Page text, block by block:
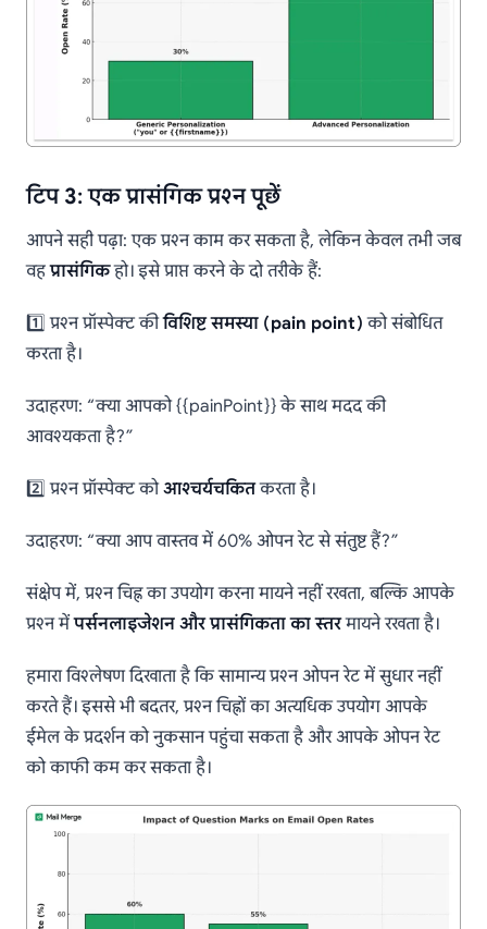
टिप 3: एक प्रासंगिक प्रश्न पूछें
आपने सही पढ़ा: एक प्रश्न काम कर सकता है, लेकिन केवल तभी जब
वहप्रासंगिकहो। इसे प्राप्त करने के दो तरीके हैं:
1️⃣ प्रश्न प्रॉस्पेक्ट कीविशिष्ट समस्या (pain point) को संबोधित
करता है।
उदाहरण: “क्या आपको {{painPoint}} के साथ मदद की
आवश्यकता है?”
2️⃣ प्रश्न प्रॉस्पेक्ट कोआश्चर्यचकितकरता है।
उदाहरण: “क्या आप वास्तव में 60% ओपन रेट से संतुष्ट हैं?”
संक्षेप में, प्रश्न चिह्न का उपयोग करना मायने नहीं रखता, बल्कि आपके
प्रश्न मेंपर्सनलाइजेशन और प्रासंगिकता का स्तरमायने रखता है।
हमारा विश्लेषण दिखाता है कि सामान्य प्रश्न ओपन रेट में सुधार नहीं
करते हैं। इससे भी बदतर, प्रश्न चिह्नों का अत्यधिक उपयोग आपके
ईमेल के प्रदर्शन को नुकसान पहुंचा सकता है और आपके ओपन रेट
को काफी कम कर सकता है।